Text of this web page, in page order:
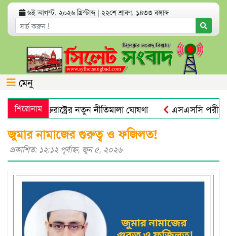
৬ই আগস্ট, ২০২৬ খ্রিস্টাব্দ | ২২শে শ্রাবণ, ১৪৩৩ বঙ্গাব্দ
মেনু
শিরোনাম
নিয়ে যুক্তরাষ্ট্রের নতুন নীতিমালা ঘোষণা এসএসসি
জুমার নামাজের গুরুত্ব ও ফজিলত!
প্রকাশিত: ১২:১২ পূর্বাহ্ণ, জুন ৫, ২০২৬